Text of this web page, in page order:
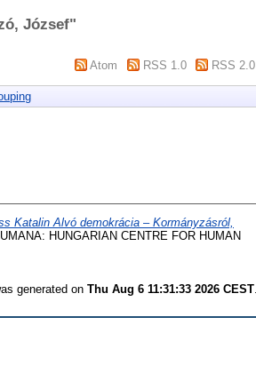
József"
Atom RSS 1.0 RSS 2.0
Katalin Alvó demokrácia – Kormányzásról,
HUNGARIAN CENTRE FOR HUMAN
generated on Thu Aug 6 11:31:33 2026 CEST